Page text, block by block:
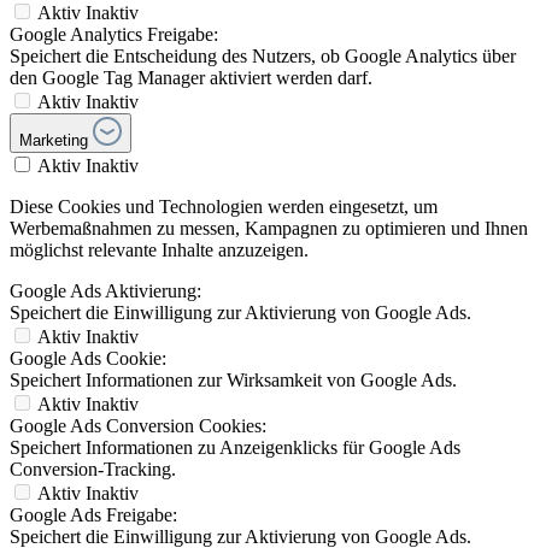
Aktiv Inaktiv
Google Analytics Freigabe:
Speichert die Entscheidung des Nutzers, ob Google Analytics über
den Google Tag Manager aktiviert werden darf.
Aktiv Inaktiv
Marketing
Aktiv Inaktiv
Diese Cookies und Technologien werden eingesetzt, um
Werbemaßnahmen zu messen, Kampagnen zu optimieren und Ihnen
möglichst relevante Inhalte anzuzeigen.
Google Ads Aktivierung:
Speichert die Einwilligung zur Aktivierung von Google Ads.
Aktiv Inaktiv
Google Ads Cookie:
Speichert Informationen zur Wirksamkeit von Google Ads.
Aktiv Inaktiv
Google Ads Conversion Cookies:
Speichert Informationen zu Anzeigenklicks für Google Ads
Conversion-Tracking.
Aktiv Inaktiv
Google Ads Freigabe:
Speichert die Einwilligung zur Aktivierung von Google Ads.